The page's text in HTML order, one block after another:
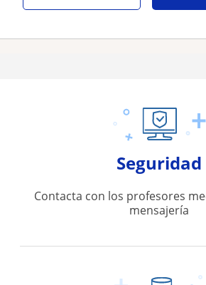
Seguridad
Contacta con los profesores
mensajería